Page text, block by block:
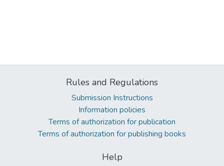
Rules and Regulations
Submission Instructions
Information policies
Terms of authorization for publication
Terms of authorization for publishing books
Help